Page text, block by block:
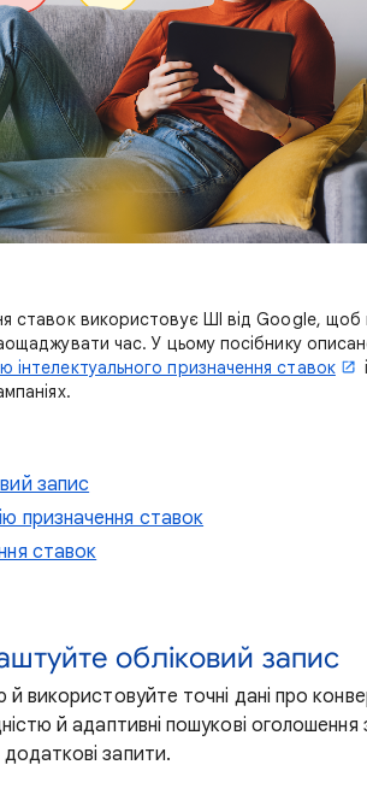
ставок використовує ШІ від Google, щоб
час. У цьому посібнику
інтелектуального призначення ставок
запис
призначення ставок
ставок
обліковий запис
використовуйте точні дані про
й адаптивні пошукові оголошення
запити.